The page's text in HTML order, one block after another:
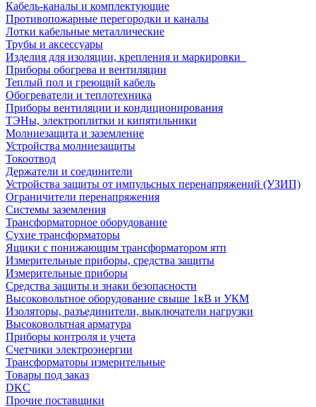
Кабель-каналы и комплектующие
Противопожарные перегородки и каналы
Лотки кабельные металлические
Трубы и аксессуары
Изделия для изоляции, крепления и маркировки
Приборы обогрева и вентиляции
Теплый пол и греющий кабель
Обогреватели и теплотехника
Приборы вентиляции и кондиционирования
ТЭНы, электроплитки и кипятильники
Молниезащита и заземление
Устройства молниезащиты
Токоотвод
Держатели и соединители
Устройства защиты от импульсных перенапряжений (УЗИП)
Ограничители перенапряжения
Системы заземления
Трансформаторное оборудование
Сухие трансформаторы
Ящики с понижающим трансформатором ятп
Измерительные приборы, средства защиты
Измерительные приборы
Средства защиты и знаки безопасности
Высоковольтное оборудование свыше 1кВ и УКМ
Изоляторы, разъединители, выключатели нагрузки
Высоковольтная арматура
Приборы контроля и учета
Счетчики электроэнергии
Трансформаторы измерительные
Товары под заказ
DKC
Прочие поставщики